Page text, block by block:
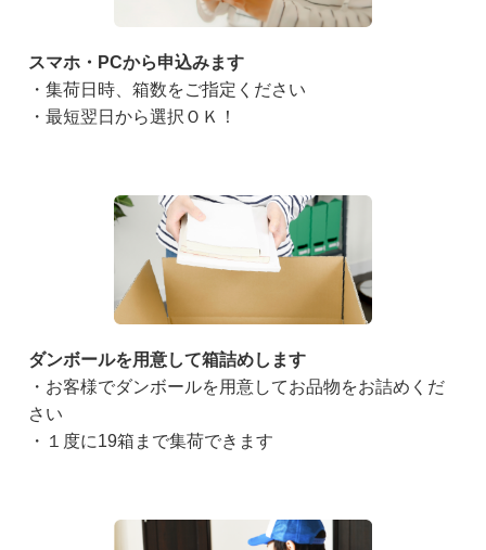
スマホ・PCから申込みます
・集荷日時、箱数をご指定ください
・最短翌日から選択ＯＫ！
ダンボールを用意して箱詰めします
・お客様でダンボールを用意してお品物をお詰めくだ
さい
・１度に19箱まで集荷できます